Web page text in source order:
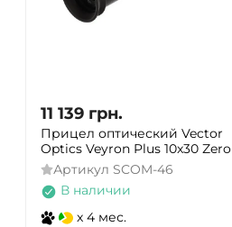
11 139 грн.
Прицел оптический Vector
Optics Veyron Plus 10x30 Zero
Артикул SCOM-46
В наличии
x 4 мес.